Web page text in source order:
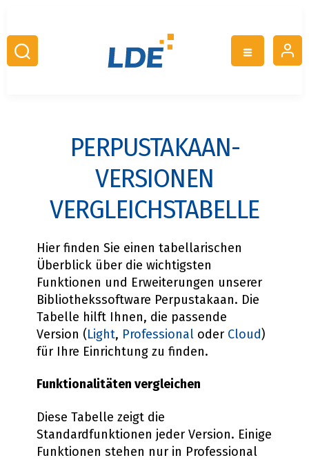
PERPUSTAKAAN-
VERSIONEN
VERGLEICHSTABELLE
Hier finden Sie einen tabellarischen
Überblick über die wichtigsten
Funktionen und Erweiterungen unserer
Bibliothekssoftware Perpustakaan. Die
Tabelle hilft Ihnen, die passende
Version (Light, Professionaloder Cloud)
für Ihre Einrichtung zu finden.
Funktionalitäten vergleichen
Diese Tabelle zeigt die
Standardfunktionen jeder Version. Einige
Funktionen stehen nur in Professional